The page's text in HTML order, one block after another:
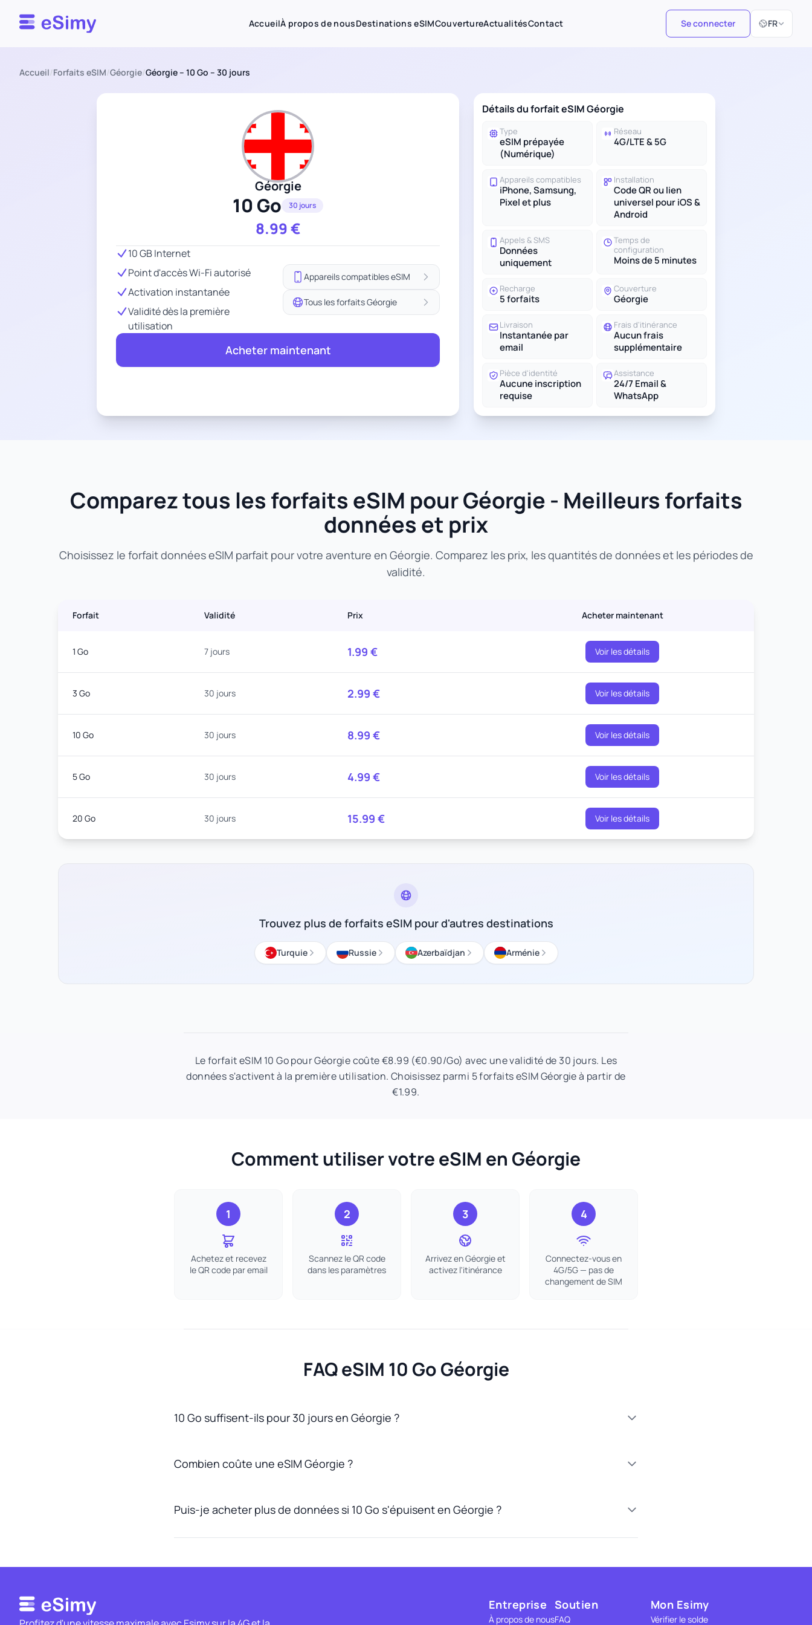
Esimy AccueilÀ propos de nousDestinations eSIMCouvertureActualitésContact Se connecter FR
Sélectionner
Accueil/Forfaits eSIM/Géorgie/Géorgie – 10 Go – 30 jours
Géorgie
10 Go 30 jours
8.99€
10 GB Internet
Point d'accès Wi-Fi autorisé
Activation instantanée
Validité dès la première
utilisation
Appareils compatibles eSIM
Tous les forfaits Géorgie
Acheter maintenant
Détails du forfait eSIM Géorgie
Type
eSIM prépayée
(Numérique)
Réseau
4G/LTE & 5G
Appareils compatibles
iPhone, Samsung,
Pixel et plus
Installation
Code QR ou lien
universel pour iOS &
Android
Appels & SMS
Données
uniquement
Temps de
configuration
Moins de 5 minutes
Recharge
5 forfaits
Couverture
Géorgie
Livraison
Instantanée par
email
Frais d'itinérance
Aucun frais
supplémentaire
Pièce d'identité
Aucune inscription
requise
Assistance
24/7 Email &
WhatsApp
Comparez tous les forfaits eSIM pour Géorgie - Meilleurs forfaits
données et prix
Choisissez le forfait données eSIM parfait pour votre aventure en Géorgie. Comparez les prix, les quantités de données et les périodes de
validité.
Forfait Validité Prix Acheter maintenant
1 Go 7 jours 1.99 € Voir les détails
3 Go 30 jours 2.99 € Voir les détails
10 Go 30 jours 8.99 € Voir les détails
5 Go 30 jours 4.99 € Voir les détails
20 Go 30 jours 15.99 € Voir les détails
Trouvez plus de forfaits eSIM pour d'autres destinations
Turquie Russie Azerbaïdjan Arménie
Le forfait eSIM 10 Go pour Géorgie coûte €8.99 (€0.90/Go) avec une validité de 30 jours. Les
données s'activent à la première utilisation. Choisissez parmi 5 forfaits eSIM Géorgie à partir de
€1.99.
Comment utiliser votre eSIM en Géorgie
1
Achetez et recevez
le QR code par email
2
Scannez le QR code
dans les paramètres
3
Arrivez en Géorgie et
activez l'itinérance
4
Connectez-vous en
4G/5G — pas de
changement de SIM
FAQ eSIM 10 Go Géorgie
10 Go suffisent-ils pour 30 jours en Géorgie ?
Combien coûte une eSIM Géorgie ?
Puis-je acheter plus de données si 10 Go s'épuisent en Géorgie ?
Entreprise
À propos de nous
Soutien
FAQ
Mon Esimy
Vérifier le solde